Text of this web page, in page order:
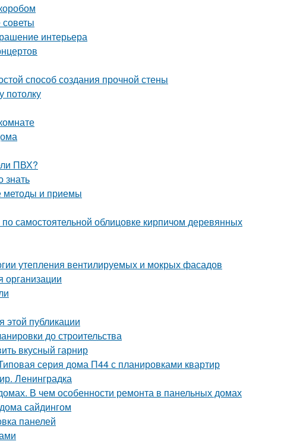
советы
интерьера
способ создания прочной стены
потолку
ПВХ?
знать
методы и приемы
самостоятельной облицовке кирпичом деревянных
утепления вентилируемых и мокрых фасадов
организации
этой публикации
до строительства
вкусный гарнир
серия дома П44 с планировками квартир
Ленинградка
В чем особенности ремонта в панельных домах
сайдингом
панелей